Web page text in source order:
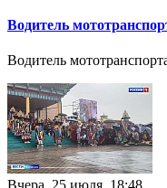
Водитель
Водитель